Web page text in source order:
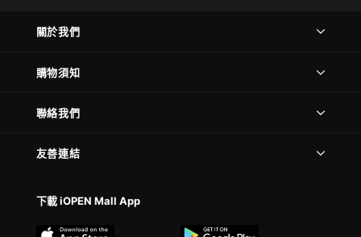
關於我們
購物須知
聯絡我們
友善連結
下載 iOPEN Mall App